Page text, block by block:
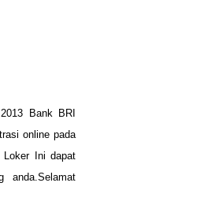
Bank BRI
online pada
Ini dapat
anda.Selamat